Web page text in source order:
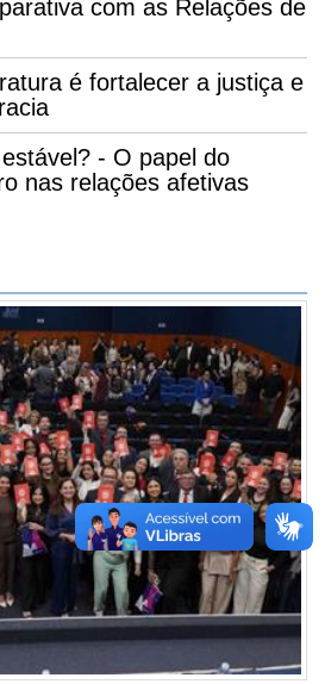
com as Relações de
é fortalecer a justiça e
- O papel do
nas relações afetivas